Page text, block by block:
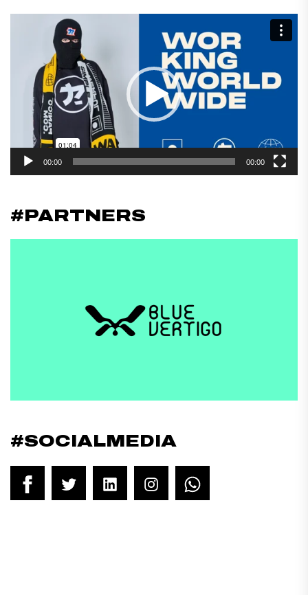
Reproductor
00:00 00:00
#PARTNERS
#SOCIALMEDIA
FacebookTwitter LinkedInInstagram